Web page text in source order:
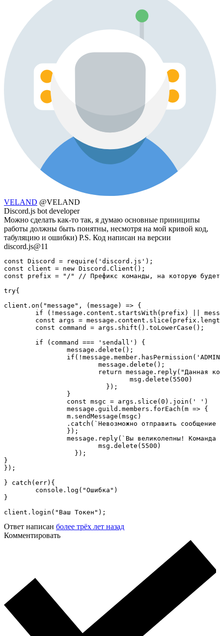
VELAND @VELAND
Discord.js bot developer
Можно сделать как-то так, я думаю основные приниципы
работы должны быть понятны, несмотря на мой кривой код,
табуляцию и ошибки) P.S. Код написан на версии
discord.js@11
const Discord = require('discord.js');
const client = new Discord.Client();
const prefix = "/" // Префикс команды, на которую будет
try{
client.on("message", (message) => {
}
});
} catch(err){
}
client.login("Ваш Токен");
Ответ написан более трёх лет назад
Комментировать